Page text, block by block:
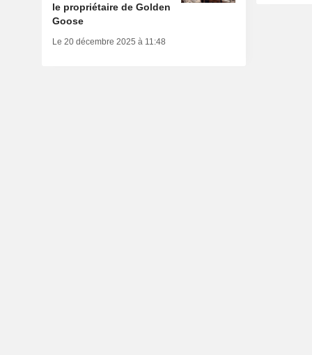
le propriétaire de Golden
Goose
Le 20 décembre 2025 à 11:48